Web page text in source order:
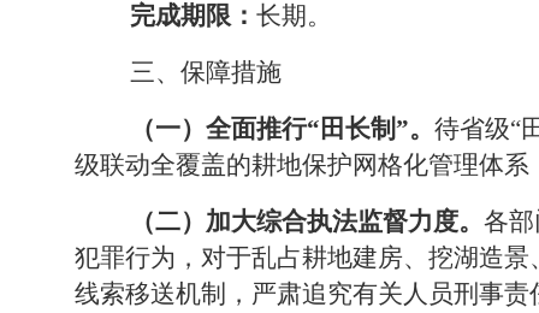
完成期限： 长期。
三、保障措施
（一）全面推行“田长制”。 待省级“
级联动全覆盖的耕地保护网格化管理体
（二）加大综合执法监督力度。 各
犯罪行为，对于乱占耕地建房、挖湖造景
线索移送机制，严肃追究有关人员刑事责